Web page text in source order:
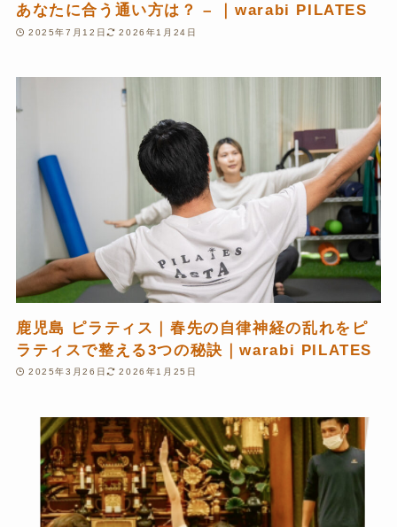
あなたに合う通い方は？ – ｜warabi PILATES
2025年7月12日 2026年1月24日
鹿児島 ピラティス｜春先の自律神経の乱れをピ
ラティスで整える3つの秘訣｜warabi PILATES
2025年3月26日 2026年1月25日